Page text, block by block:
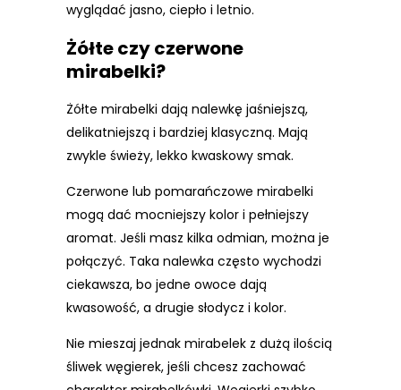
wyglądać jasno, ciepło i letnio.
Żółte czy czerwone
mirabelki?
Żółte mirabelki dają nalewkę jaśniejszą,
delikatniejszą i bardziej klasyczną. Mają
zwykle świeży, lekko kwaskowy smak.
Czerwone lub pomarańczowe mirabelki
mogą dać mocniejszy kolor i pełniejszy
aromat. Jeśli masz kilka odmian, można je
połączyć. Taka nalewka często wychodzi
ciekawsza, bo jedne owoce dają
kwasowość, a drugie słodycz i kolor.
Nie mieszaj jednak mirabelek z dużą ilością
śliwek węgierek, jeśli chcesz zachować